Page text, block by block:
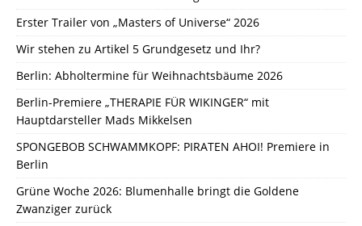
Erster Trailer von „Masters of Universe“ 2026
Wir stehen zu Artikel 5 Grundgesetz und Ihr?
Berlin: Abholtermine für Weihnachtsbäume 2026
Berlin-Premiere „THERAPIE FÜR WIKINGER“ mit
Hauptdarsteller Mads Mikkelsen
SPONGEBOB SCHWAMMKOPF: PIRATEN AHOI! Premiere in
Berlin
Grüne Woche 2026: Blumenhalle bringt die Goldene
Zwanziger zurück